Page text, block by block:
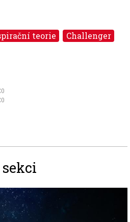
teorie Challenger